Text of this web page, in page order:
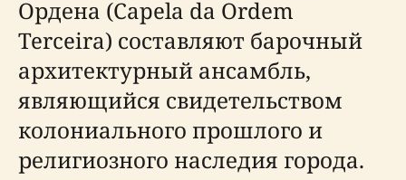
Ордена (Capela da Ordem
Terceira) составляют барочный
архитектурный ансамбль,
являющийся свидетельством
колониального прошлого и
религиозного наследия города.